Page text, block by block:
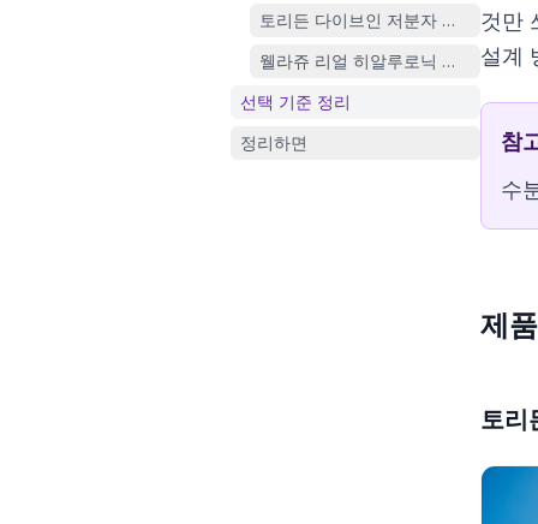
토리든 다이브인 저분자 히알루론산
웰라쥬 리얼 히알루로닉 캡슐세럼
선택 기준 정리
정리하면
것만
설계
참
수
제
토리